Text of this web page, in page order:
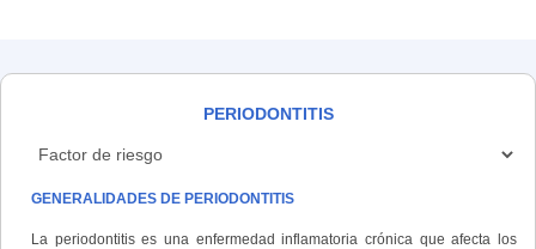
PERIODONTITIS
GENERALIDADES DE PERIODONTITIS
La periodontitis es una enfermedad inflamatoria crónica que afecta los